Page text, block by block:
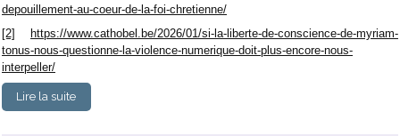
depouillement-au-coeur-de-la-foi-chretienne/
[2]
https://www.cathobel.be/2026/01/si-la-liberte-de-conscience-de-myriam-
tonus-nous-questionne-la-violence-numerique-doit-plus-encore-nous-
interpeller/
Lire la suite